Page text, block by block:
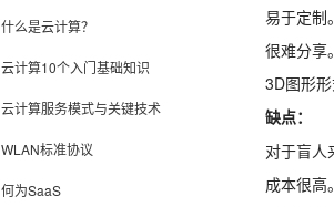
什么是云计算？
云计算10个入门基础知识
云计算服务模式与关键技术
WLAN标准协议
何为SaaS
易于定制。
很难分享。
3D图形形
缺点：
对于盲人
成本很高。